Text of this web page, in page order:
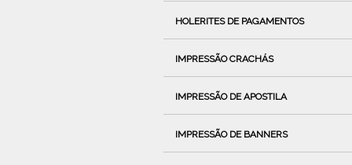
HOLERITES DE PAGAMENTOS
IMPRESSÃO CRACHÁS
IMPRESSÃO DE APOSTILA
IMPRESSÃO DE BANNERS